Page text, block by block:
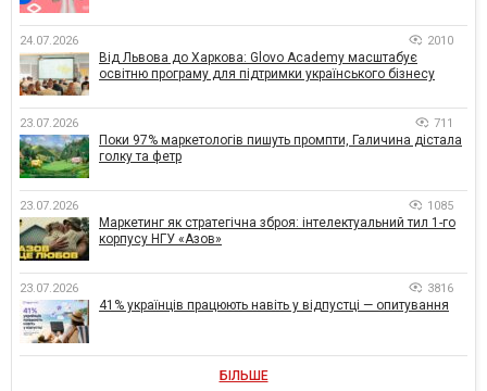
24.07.2026 2010
Від Львова до Харкова: Glovo Academy масштабує
освітню програму для підтримки українського бізнесу
23.07.2026 711
Поки 97% маркетологів пишуть промпти, Галичина дістала
голку та фетр
23.07.2026 1085
Маркетинг як стратегічна зброя: інтелектуальний тил 1-го
корпусу НГУ «Азов»
23.07.2026 3816
41% українців працюють навіть у відпустці — опитування
БІЛЬШЕ